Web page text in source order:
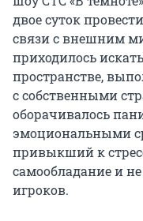
двое суток
связи с внешним
приходилось
пространстве,
с собственными
оборачивалось
эмоциональными
привыкший к
самообладание и
игроков.